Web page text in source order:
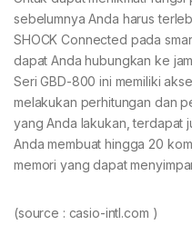
sebelumnya Anda harus
SHOCK Connected pada
dapat Anda hubungkan ke
Seri GBD-800 ini memiliki
melakukan perhitungan dan
yang Anda lakukan, terdapat
Anda membuat hingga 20
memori yang dapat
(source : casio-intl.com )